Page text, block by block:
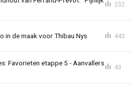
232
in de maak voor Thibau Nys 443
Favorieten etappe 5 - Aanvallers
43